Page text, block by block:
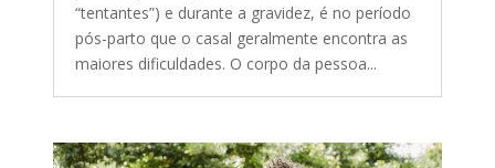
“tentantes”) e durante a gravidez, é no período
pós-parto que o casal geralmente encontra as
maiores dificuldades. O corpo da pessoa...